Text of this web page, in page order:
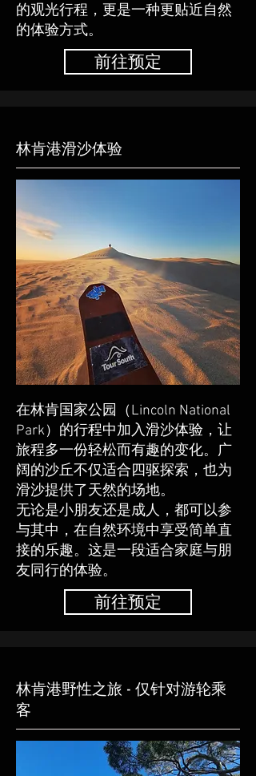
的观光行程，更是一种更贴近自然
的体验方式。
前往预定
林肯港滑沙体验
在林肯国家公园（Lincoln National
Park）的行程中加入滑沙体验，让
旅程多一份轻松而有趣的变化。广
阔的沙丘不仅适合四驱探索，也为
滑沙提供了天然的场地。
无论是小朋友还是成人，都可以参
与其中，在自然环境中享受简单直
接的乐趣。这是一段适合家庭与朋
友同行的体验。
前往预定
​林肯港野性之旅 - 仅针对游轮乘
客